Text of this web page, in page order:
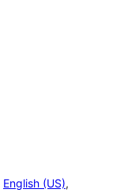
English (US),